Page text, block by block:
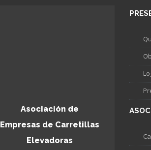
Asociación de
Empresas de Carretillas
Elevadoras